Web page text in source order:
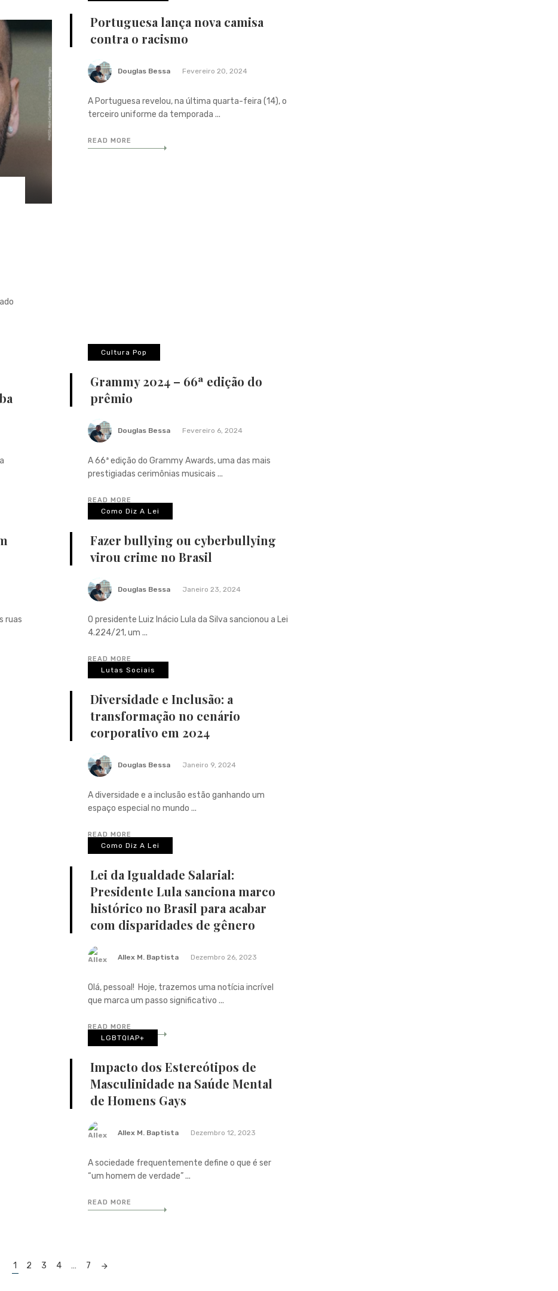
Portuguesa lança nova camisa
contra o racismo
Douglas Bessa Fevereiro 20, 2024
A Portuguesa revelou, na última quarta-feira (14), o
terceiro uniforme da temporada ...
READ MORE
Cultura Pop
Grammy 2024 – 66ª edição do
prêmio
Douglas Bessa Fevereiro 6, 2024
A 66ª edição do Grammy Awards, uma das mais
prestigiadas cerimônias musicais ...
READ MORE
ruas
Como Diz A Lei
Fazer bullying ou cyberbullying
virou crime no Brasil
Douglas Bessa Janeiro 23, 2024
O presidente Luiz Inácio Lula da Silva sancionou a Lei
4.224/21, um ...
READ MORE
Lutas Sociais
Diversidade e Inclusão: a
transformação no cenário
corporativo em 2024
Douglas Bessa Janeiro 9, 2024
A diversidade e a inclusão estão ganhando um
espaço especial no mundo ...
READ MORE
Como Diz A Lei
Lei da Igualdade Salarial:
Presidente Lula sanciona marco
histórico no Brasil para acabar
com disparidades de gênero
Allex M. Baptista Dezembro 26, 2023
Olá, pessoal! Hoje, trazemos uma notícia incrível
que marca um passo significativo ...
READ MORE
LGBTQIAP+
Impacto dos Estereótipos de
Masculinidade na Saúde Mental
de Homens Gays
Allex M. Baptista Dezembro 12, 2023
A sociedade frequentemente define o que é ser
“um homem de verdade” ...
READ MORE
1 2 3 4 … 7